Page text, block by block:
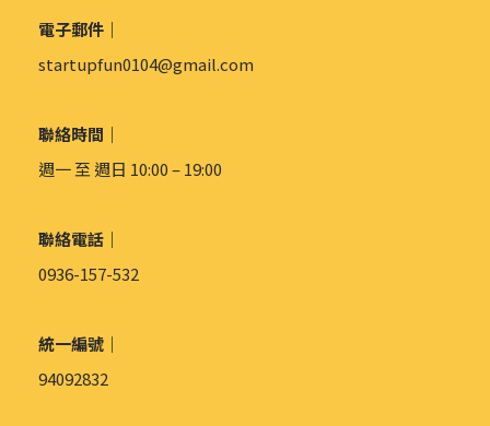
電子郵件｜
startupfun0104@gmail.com
聯絡時間｜
週一 至 週日 10:00 – 19:00
聯絡電話｜
0936-157-532
統一編號｜
94092832